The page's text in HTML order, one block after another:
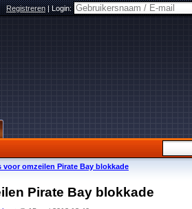
Registreren|Login:
voor omzeilen Pirate Bay blokkade
Pirate Bay blokkade